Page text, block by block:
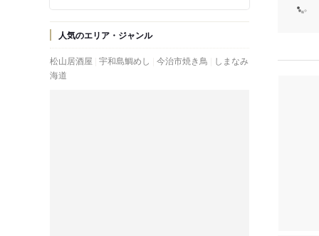
人気のエリア・ジャンル
松山居酒屋 宇和島鯛めし 今治市焼き鳥
しまなみ
海道